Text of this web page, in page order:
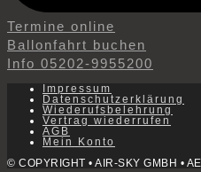
Termine online
Ballonfahrt buchen
Info 05202-9955200
Impressum
Datenschutzerklärung
Wiederufsbelehrung
Vertrag wiederrufen
AGB
Mein Konto
© COPYRIGHT • AIR-SKY GMBH •